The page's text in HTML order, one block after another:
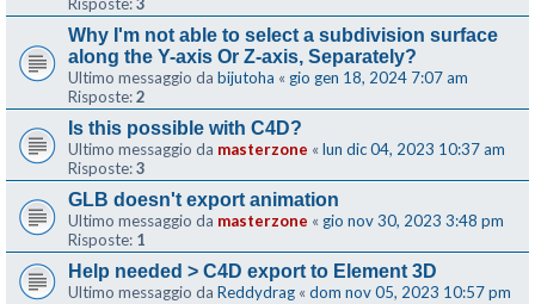
Why I'm not able to select a subdivision surface
along the Y-axis Or Z-axis, Separately?
Ultimo messaggio da bijutoha « gio gen 18, 2024 7:07 am
Risposte:2
Is this possible with C4D?
Ultimo messaggio da masterzone « lun dic 04, 2023 10:37 am
Risposte:3
GLB doesn't export animation
Ultimo messaggio da masterzone « gio nov 30, 2023 3:48 pm
Risposte: 1
Help needed > C4D export to Element 3D
Ultimo messaggio da Reddydrag « dom nov 05, 2023 10:57 pm